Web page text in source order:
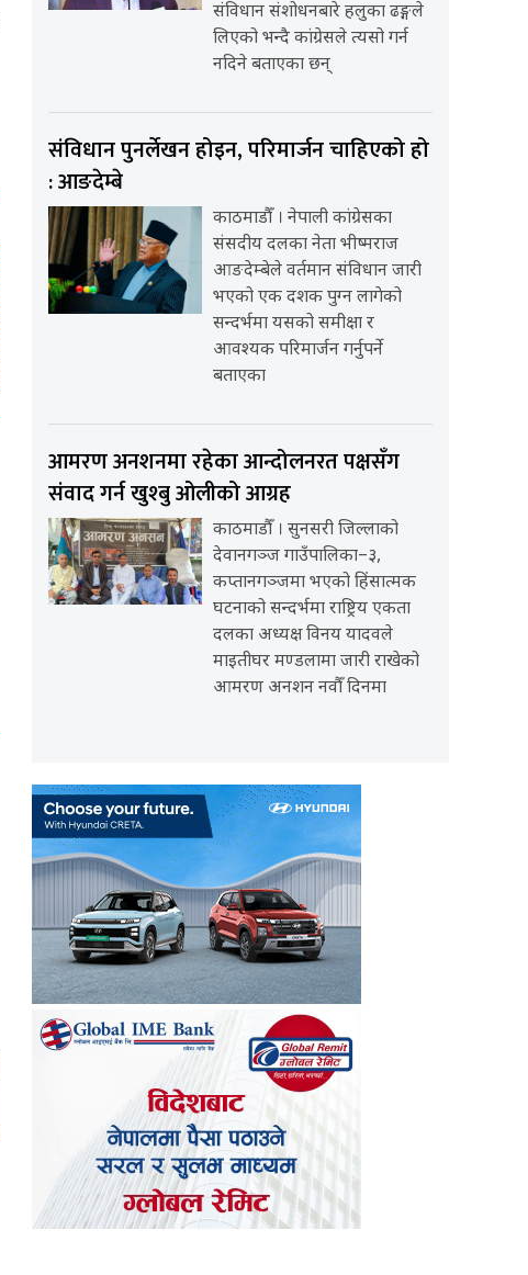
संविधान संशोधनबारे हलुका ढङ्गले
लिएको भन्दै कांग्रेसले त्यसो गर्न
नदिने बताएका छन्
संविधान पुनर्लेखन होइन, परिमार्जन चाहिएको हो
: आङदेम्बे
काठमाडौँ । नेपाली कांग्रेसका
संसदीय दलका नेता भीष्मराज
आङदेम्बेले वर्तमान संविधान जारी
भएको एक दशक पुग्न लागेको
सन्दर्भमा यसको समीक्षा र
आवश्यक परिमार्जन गर्नुपर्ने
बताएका
आमरण अनशनमा रहेका आन्दोलनरत पक्षसँग
संवाद गर्न खुश्बु ओलीको आग्रह
काठमाडौँ । सुनसरी जिल्लाको
देवानगञ्ज गाउँपालिका–३,
कप्तानगञ्जमा भएको हिंसात्मक
घटनाको सन्दर्भमा राष्ट्रिय एकता
दलका अध्यक्ष विनय यादवले
माइतीघर मण्डलामा जारी राखेको
आमरण अनशन नवौँ दिनमा